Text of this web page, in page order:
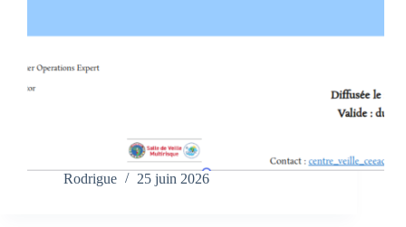
Rodrigue 25 juin 2026